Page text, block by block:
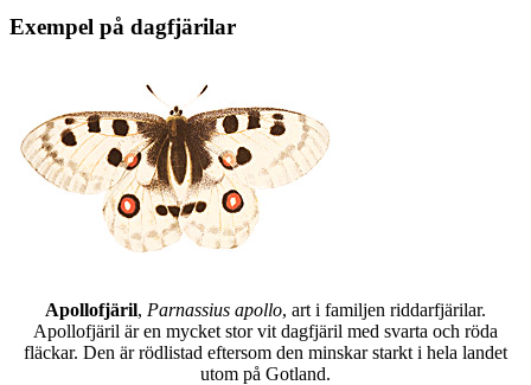
Exempel på dagfjärilar
Apollofjäril, Parnassius apollo, art i familjen riddarfjärilar.
Apollofjäril är en mycket stor vit dagfjäril med svarta och röda
fläckar. Den är rödlistad eftersom den minskar starkt i hela landet
utom på Gotland.